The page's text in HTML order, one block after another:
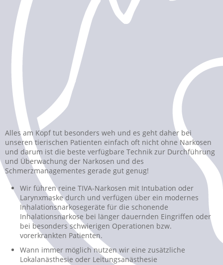
Alles am Kopf tut besonders weh und es geht daher bei
unseren tierischen Patienten einfach oft nicht ohne Narkosen
und darum ist die beste verfügbare Technik zur Durchführung
und Überwachung der Narkosen und des
Schmerzmanagementes gerade gut genug!
Wir führen reine TIVA-Narkosen mit Intubation oder
Larynxmaske durch und verfügen über ein modernes
Inhalationsnarkosegeräte für die schonende
Inhalationsnarkose bei länger dauernden Eingriffen oder
bei besonders schwierigen Operationen bzw.
vorerkrankten Patienten.
Wann immer möglich nutzen wir eine zusätzliche
Lokalanästhesie oder Leitungsanästhesie